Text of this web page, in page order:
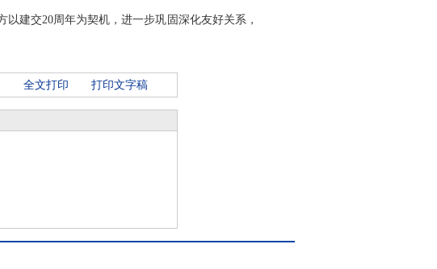
建交20周年为契机，进一步巩固深化友好关系，
全文打印 打印文字稿